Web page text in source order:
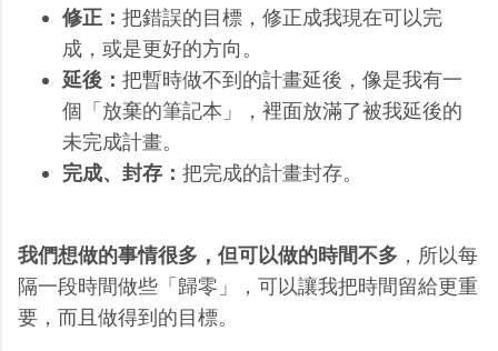
修正： 把錯誤的目標，修正成我現在可以完
成，或是更好的方向。
延後： 把暫時做不到的計畫延後，像是我有一
個「放棄的筆記本」，裡面放滿了被我延後的
未完成計畫。
完成、封存： 把完成的計畫封存。
我們想做的事情很多，但可以做的時間不多 ，所以每
隔一段時間做些「歸零」，可以讓我把時間留給更重
要，而且做得到的目標。